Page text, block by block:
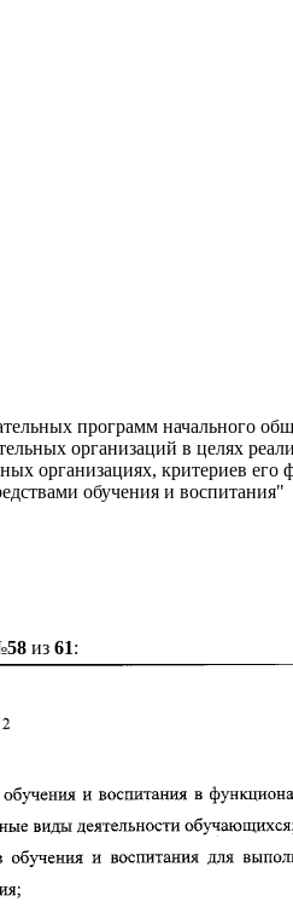
программ начального
организаций в целях
организациях, критериев
обучения и воспитания"
58из 61: